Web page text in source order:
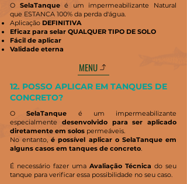
O SelaTanqueé um impermeabilizante Natural
que ESTANCA 100% da perda d'água.
Aplicação DEFINITIVA
Eficaz para selar QUALQUER TIPO DE SOLO
Fácil de aplicar
Validade eterna
MENU
12. POSSO APLICAR EM TANQUES DE
CONCRETO?
OSelaTanque é um impermeabilizante
especialmente desenvolvido para ser aplicado
diretamente em solos permeáveis.
No entanto, é possível aplicar o SelaTanque em
alguns casos em tanques de concreto
É necessário fazer uma Avaliação Técnica do seu
tanque para verificar essa possibilidade no seu caso.